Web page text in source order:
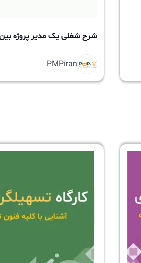
شرح شغلی یک مدیر پروژه
PMPiran
حرفه‌ای